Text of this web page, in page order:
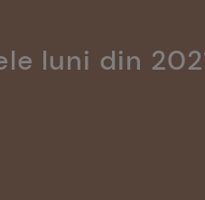
luni din